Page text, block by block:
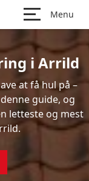
Menu
i Arrild
at få hul på –
guide, og
letteste og mest